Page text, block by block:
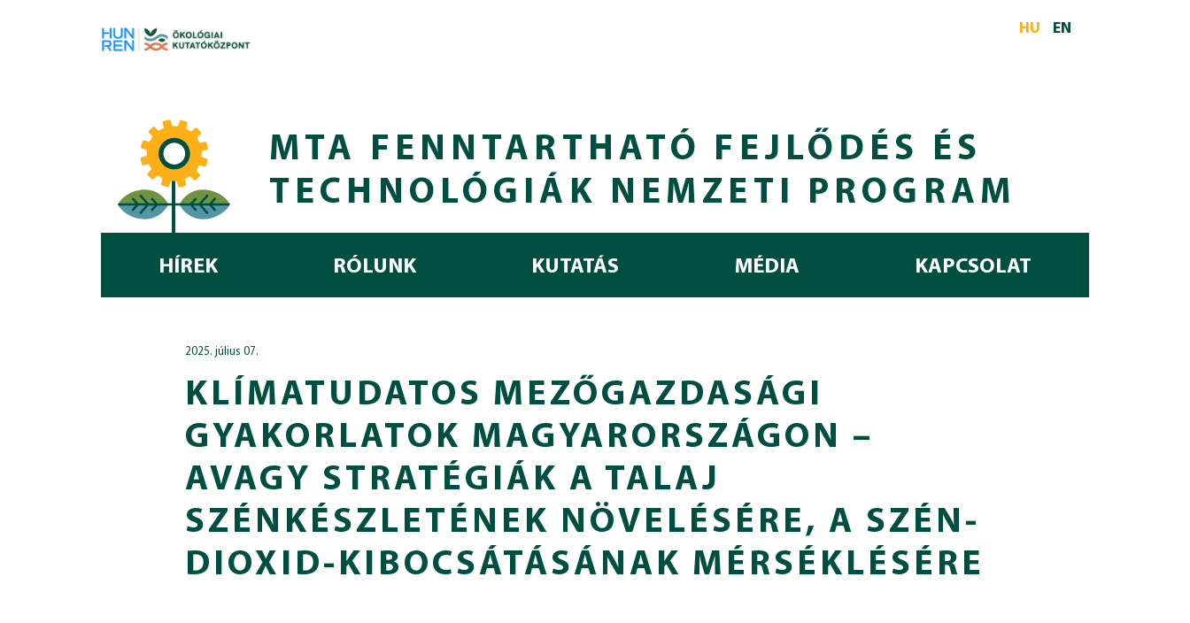
HU
EN
MTA FENNTARTHATÓ FEJLŐDÉS ÉS
TECHNOLÓGIÁK NEMZETI PROGRAM
HÍREK RÓLUNK KUTATÁS MÉDIA KAPCSOLAT
2025. július 07.
KLÍMATUDATOS MEZŐGAZDASÁGI
GYAKORLATOK MAGYARORSZÁGON –
AVAGY STRATÉGIÁK A TALAJ
SZÉNKÉSZLETÉNEK NÖVELÉSÉRE, A SZÉN-
DIOXID-KIBOCSÁTÁSÁNAK MÉRSÉKLÉSÉRE